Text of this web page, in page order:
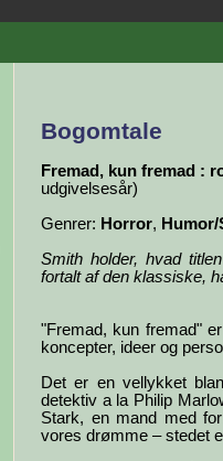
Bogomtale
Fremad, kun fremad :
udgivelsesår)
Genrer: Horror,
Smith holder, hvad
fortalt af den klassiske,
"Fremad, kun fremad"
koncepter, ideer og
Det er en vellykket
detektiv a la Philip
Stark, en mand med
vores drømme – stedet